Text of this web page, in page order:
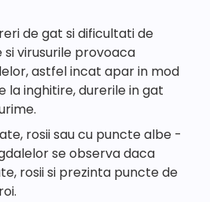
de gat si dificultati de
virusurile provoaca
astfel incat apar in mod
inghitire, durerile in gat
rosii sau cu puncte albe -
se observa daca
rosii si prezinta puncte de